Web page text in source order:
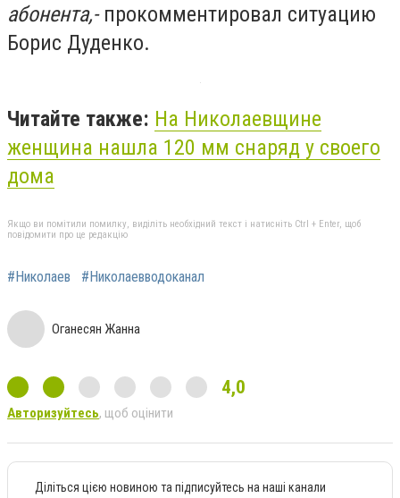
абонента,-прокомментировал ситуацию
Борис Дуденко.
Читайте также: На Николаевщине
женщина нашла 120 мм снаряд у своего
дома
Якщо ви помітили помилку, виділіть необхідний текст і натисніть Ctrl + Enter, щоб
повідомити про це редакцію
#Николаев #Николаевводоканал
Оганесян Жанна
4,0
Авторизуйтесь, щоб оцінити
Діліться цією новиною та підписуйтесь на наші канали